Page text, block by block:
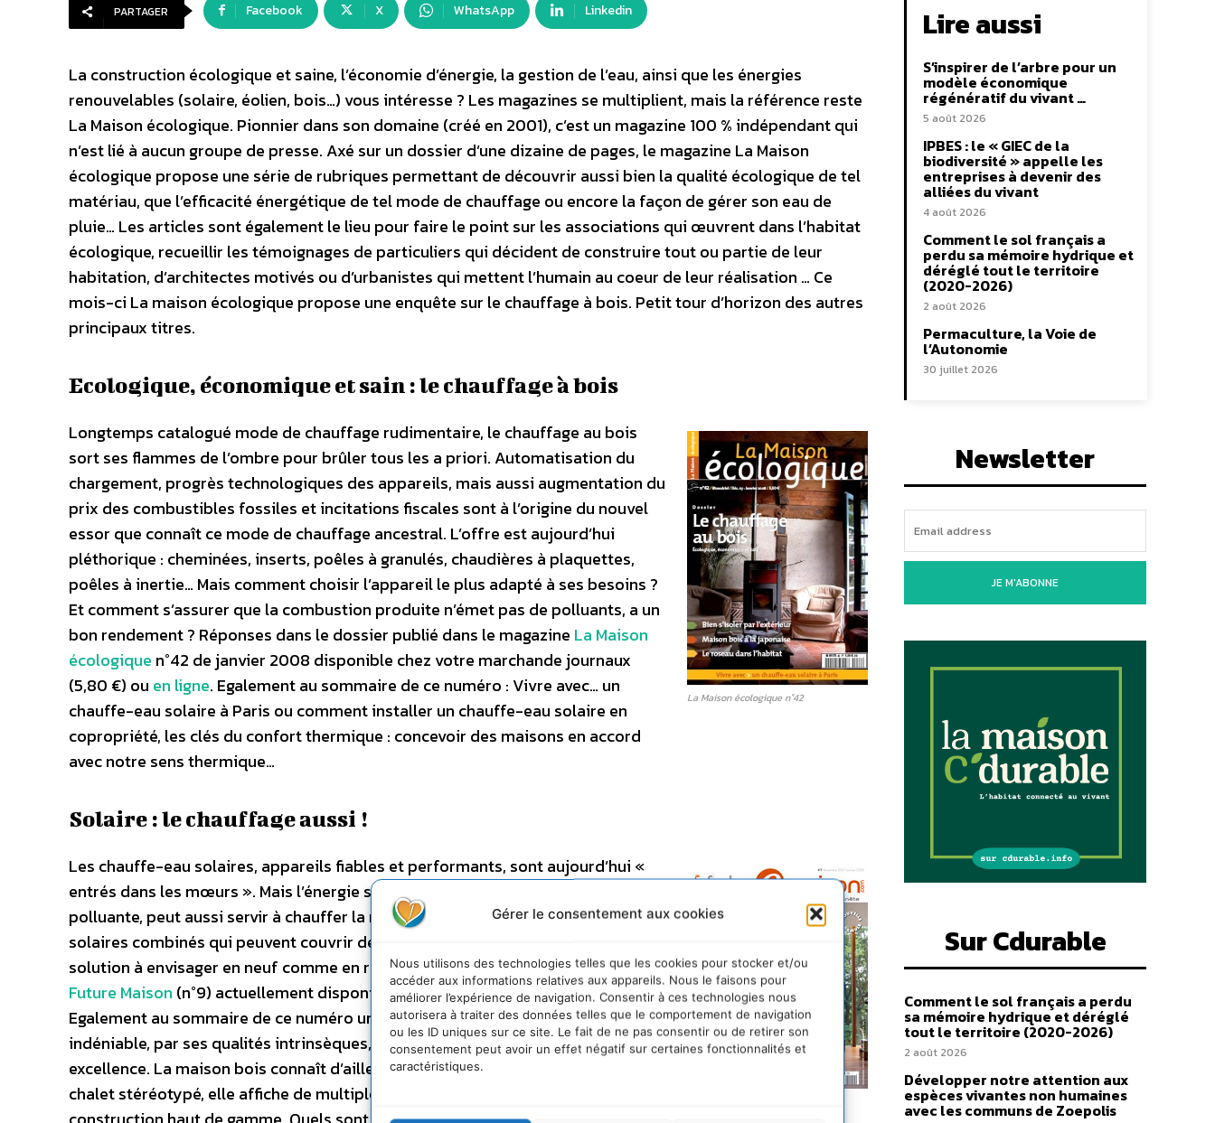
Gérer le consentement aux cookies
Nous utilisons des technologies telles que les cookies pour stocker et/ou
accéder aux informations relatives aux appareils. Nous le faisons pour
améliorer l’expérience de navigation. Consentir à ces technologies nous
autorisera à traiter des données telles que le comportement de navigation
ou les ID uniques sur ce site. Le fait de ne pas consentir ou de retirer son
consentement peut avoir un effet négatif sur certaines fonctionnalités et
caractéristiques.
PARTAGER Facebook X WhatsApp Linkedin
La construction écologique et saine, l’économie d’énergie, la gestion de l’eau, ainsi que les énergies
renouvelables (solaire, éolien, bois…) vous intéresse ? Les magazines se multiplient, mais la référence reste
La Maison écologique. Pionnier dans son domaine (créé en 2001), c’est un magazine 100 % indépendant qui
n’est lié à aucun groupe de presse. Axé sur un dossier d’une dizaine de pages, le magazine La Maison
écologique propose une série de rubriques permettant de découvrir aussi bien la qualité écologique de tel
matériau, que l’efficacité énergétique de tel mode de chauffage ou encore la façon de gérer son eau de
pluie… Les articles sont également le lieu pour faire le point sur les associations qui œuvrent dans l’habitat
écologique, recueillir les témoignages de particuliers qui décident de construire tout ou partie de leur
habitation, d’architectes motivés ou d’urbanistes qui mettent l’humain au coeur de leur réalisation … Ce
mois-ci La maison écologique propose une enquête sur le chauffage à bois. Petit tour d’horizon des autres
principaux titres.
Ecologique, économique et sain : le chauffage à bois
La Maison écologique n°42
Longtemps catalogué mode de chauffage rudimentaire, le chauffage au bois
sort ses flammes de l’ombre pour brûler tous les a priori. Automatisation du
chargement, progrès technologiques des appareils, mais aussi augmentation du
prix des combustibles fossiles et incitations fiscales sont à l’origine du nouvel
essor que connaît ce mode de chauffage ancestral. L’offre est aujourd’hui
pléthorique : cheminées, inserts, poêles à granulés, chaudières à plaquettes,
poêles à inertie… Mais comment choisir l’appareil le plus adapté à ses besoins ?
Et comment s’assurer que la combustion produite n’émet pas de polluants, a un
bon rendement ? Réponses dans le dossier publié dans le magazine La Maison
écologique n°42 de janvier 2008 disponible chez votre marchande journaux
(5,80 €) ou en ligne. Egalement au sommaire de ce numéro : Vivre avec… un
chauffe-eau solaire à Paris ou comment installer un chauffe-eau solaire en
copropriété, les clés du confort thermique : concevoir des maisons en accord
avec notre sens thermique…
Solaire : le chauffage aussi !
Les chauffe-eau solaires, appareils fiables et performants, sont aujourd’hui «
entrés dans les mœurs ». Mais l’énergie solaire, gratuite, inépuisable et non
polluante, peut aussi servir à chauffer la maison. On parle alors de systèmes
solaires combinés qui peuvent couvrir de 20 à 40 % des besoins annuels. Une
solution à envisager en neuf comme en rénovation. Un dossier à découvrir dans
Future Maison (n°9) actuellement disponible chez votre marchand de journaux.
Egalement au sommaire de ce numéro un sujet sur la maison bois. Car, c’est
indéniable, par ses qualités intrinsèques, le bois est un écomatériau par
excellence. La maison bois connaît d’ailleurs un engouement croissant. Loin du
chalet stéréotypé, elle affiche de multiples visages et n’est plus réservée à la
Lire aussi
S’inspirer de l’arbre pour un
modèle économique
régénératif du vivant …
5 août 2026
IPBES : le « GIEC de la
biodiversité » appelle les
entreprises à devenir des
alliées du vivant
4 août 2026
Comment le sol français a
perdu sa mémoire hydrique et
déréglé tout le territoire
(2020-2026)
2 août 2026
Permaculture, la Voie de
l’Autonomie
30 juillet 2026
Newsletter
JE M'ABONNE
Sur Cdurable
Comment le sol français a perdu
sa mémoire hydrique et déréglé
tout le territoire (2020-2026)
2 août 2026
Développer notre attention aux
espèces vivantes non humaines
avec les communs de Zoepolis